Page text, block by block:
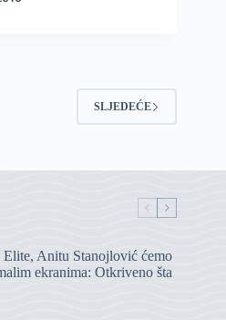
SLJEDEĆE
Elite, Anitu Stanojlović ćemo
ekranima: Otkriveno šta